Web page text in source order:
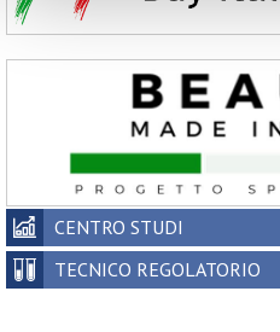
CENTRO STUDI
TECNICO REGOLATORIO